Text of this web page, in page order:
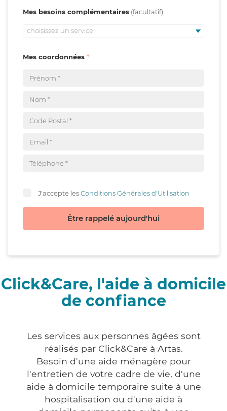
Mes besoins complémentaires
choisissez un service
Mes coordonnées
J'accepte lesConditions Générales d'Utilisation
Être rappelé aujourd'hui
Click&Care, l'aide à domicile
de confiance
Les services aux personnes âgées sont
réalisés par Click&Care à Artas.
Besoin d'une aide ménagère pour
l'entretien de votre cadre de vie, d'une
aide à domicile temporaire suite à une
hospitalisation ou d'une aide à